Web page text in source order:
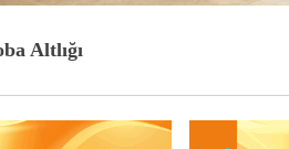
Altlığı